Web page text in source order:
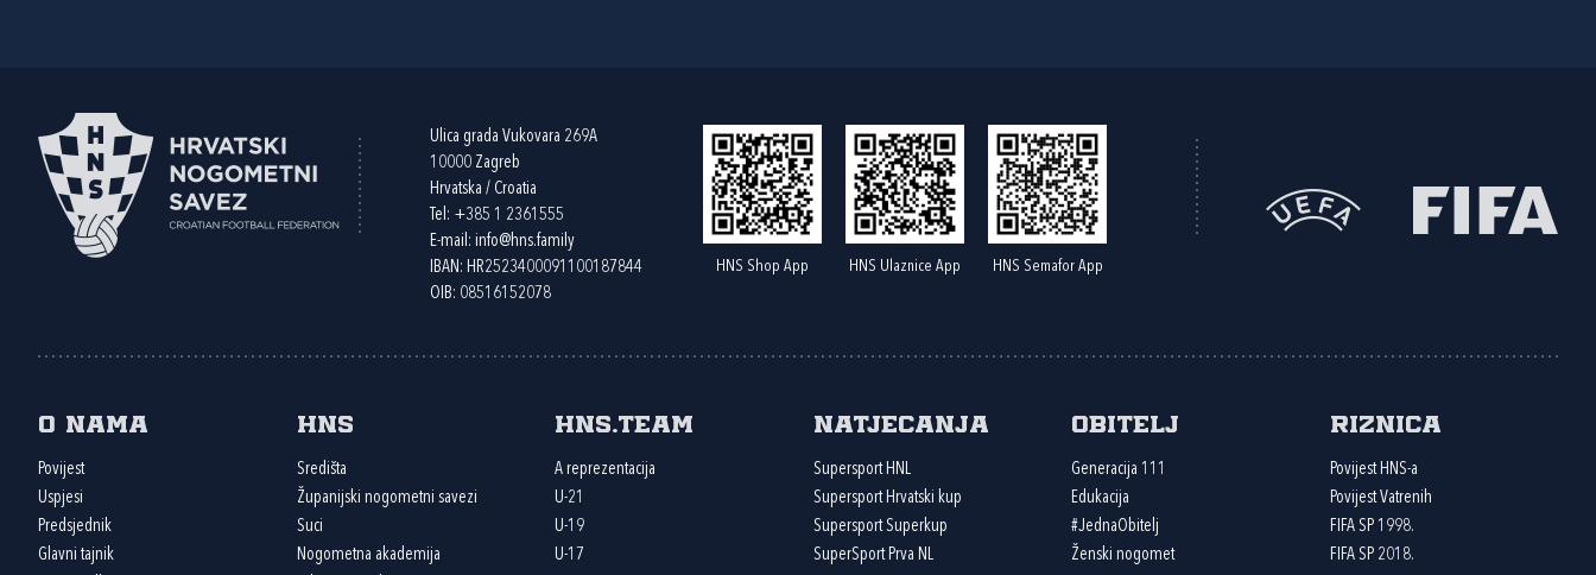
Ulica grada Vukovara 269A
10000 Zagreb
Hrvatska / Croatia
Tel: +385 1 2361555
E-mail: info@hns.family
IBAN: HR2523400091100187844
OIB: 08516152078
HNS Shop App HNS Ulaznice App HNS Semafor App
O nama
Povijest
Uspjesi
Predsjednik
Glavni tajnik
HNS
Središta
Županijski nogometni savezi
Suci
Nogometna akademija
HNS.team
A reprezentacija
U-21
U-19
U-17
Natjecanja
Supersport HNL
Supersport Hrvatski kup
Supersport Superkup
SuperSport Prva NL
Obitelj
Generacija 111
Edukacija
#JednaObitelj
Ženski nogomet
Riznica
Povijest HNS-a
Povijest Vatrenih
FIFA SP 1998.
FIFA SP 2018.